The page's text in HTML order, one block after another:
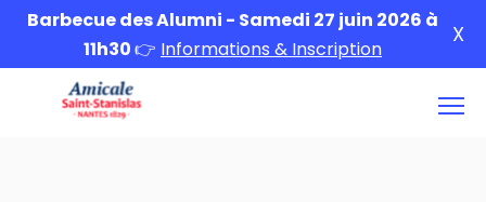
Barbecue des Alumni - Samedi 27 juin 2026 à
11h30👉 Informations & Inscription
X